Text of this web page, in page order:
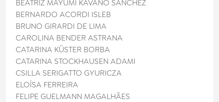
BEATRIZ MAYUMI KAVANO SÁNCHEZ
BERNARDO ACORDI ISLEB
BRUNO GIRARDI DE LIMA
CAROLINA BENDER ASTRANA
CATARINA KÜSTER BORBA
CATARINA STOCKHAUSEN ADAMI
CSILLA SERIGATTO GYURICZA
ELOÍSA FERREIRA
FELIPE GUELMANN MAGALHÃES